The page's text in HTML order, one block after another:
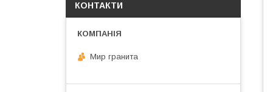
КОНТАКТИ
Мир гранита